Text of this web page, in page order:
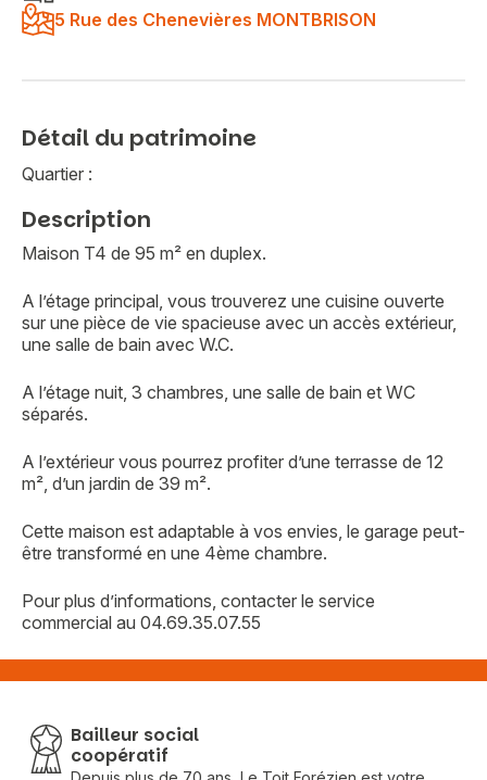
Vous recherchez&nbsp;:
Rechercher
5 Rue des Chenevières MONTBRISON
Détail du patrimoine
Quartier :
Description
Maison T4 de 95 m² en duplex.
A l’étage principal, vous trouverez une cuisine ouverte
sur une pièce de vie spacieuse avec un accès extérieur,
une salle de bain avec W.C.
A l’étage nuit, 3 chambres, une salle de bain et WC
séparés.
A l’extérieur vous pourrez profiter d’une terrasse de 12
m², d’un jardin de 39 m².
Cette maison est adaptable à vos envies, le garage peut-
être transformé en une 4ème chambre.
Pour plus d’informations, contacter le service
commercial au 04.69.35.07.55
Bailleur social
coopératif